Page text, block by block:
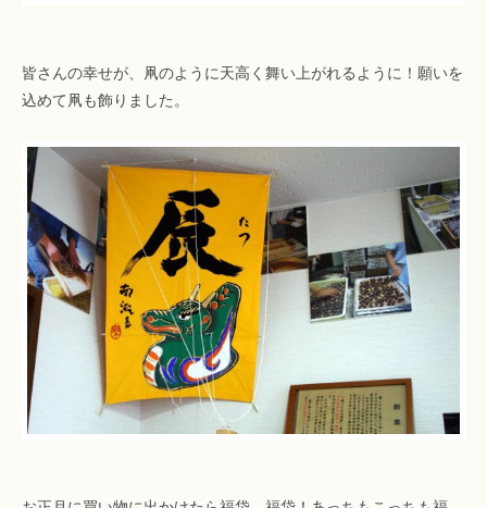
皆さんの幸せが、凧のように天高く舞い上がれるように！願いを
込めて凧も飾りました。